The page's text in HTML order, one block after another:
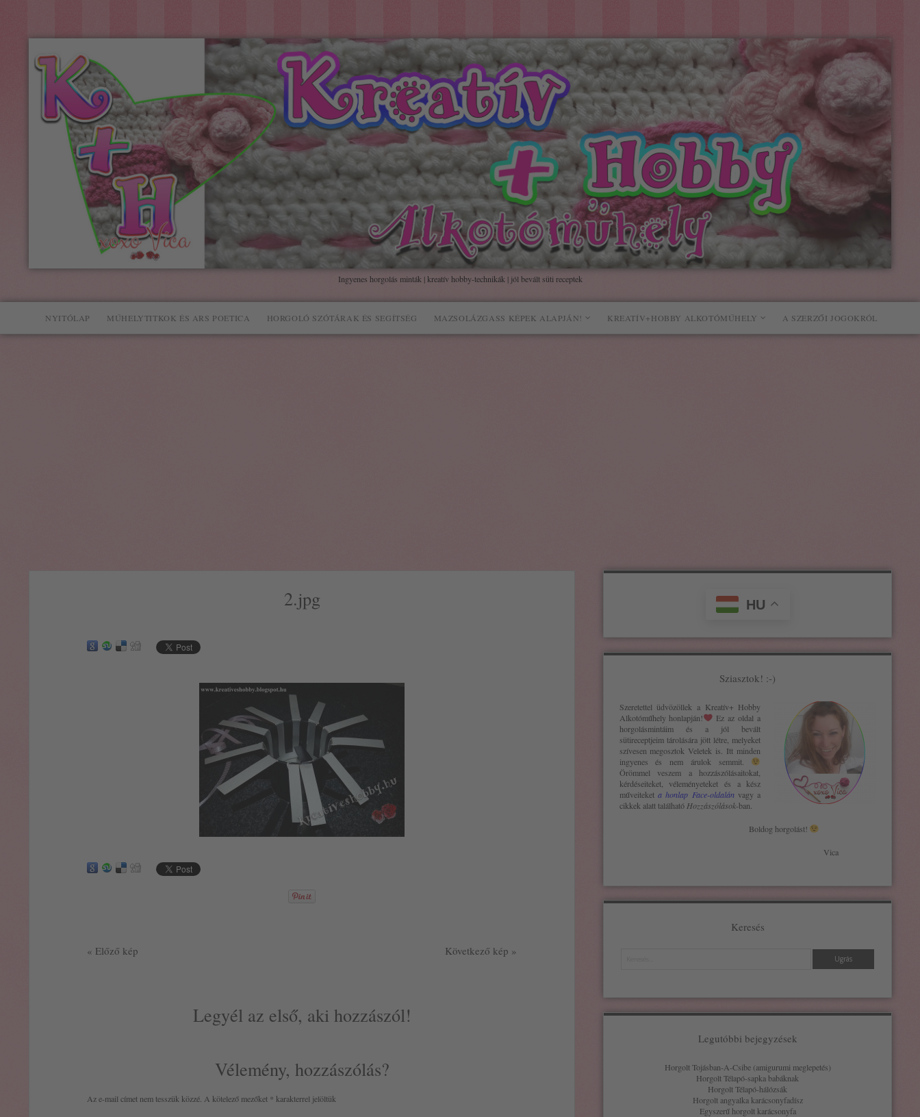
Kreatív+Hobby
Alkotóműhely
Ingyenes horgolás minták | kreatív hobby-technikák | jól bevált süti receptek
NYITÓLAP MŰHELYTITKOK ÉS ARS POETICA HORGOLÓ SZÓTÁRAK ÉS SEGÍTSÉG MAZSOLÁZGASS KÉPEK ALAPJÁN! KREATÍV+HOBBY ALKOTÓMŰHELY A SZERZŐI JOGOKRÓL
2.jpg
« Előző kép Következő kép »
Legyél az első, aki hozzászól!
Vélemény, hozzászólás?
Az e-mail címet nem tesszük közzé. A kötelező mezőket * karakterrel jelöltük
HU
Sziasztok! :-)
Szeretettel üdvözöllek a Kreatív+ Hobby
Alkotóműhely honlapján!
Ez az oldal a
horgolásmintáim és a jól bevált
sütireceptjeim tárolására jött létre, melyeket
szívesen megosztok Veletek is. Itt minden
ingyenes és nem árulok semmit.
Örömmel veszem a hozzászólásaitokat,
kérdéseiteket, véleményeteket és a kész
műveiteket a honlap Face-oldalán vagy a
cikkek alatt található Hozzászólások-ban.
Boldog horgolást!
Vica
Keresés
Legutóbbi bejegyzések
Horgolt Tojásban-A-Csibe (amigurumi meglepetés)
Horgolt Télapó-sapka babáknak
Horgolt Télapó-hálózsák
Horgolt angyalka karácsonyfadísz
Egyszerű horgolt karácsonyfa